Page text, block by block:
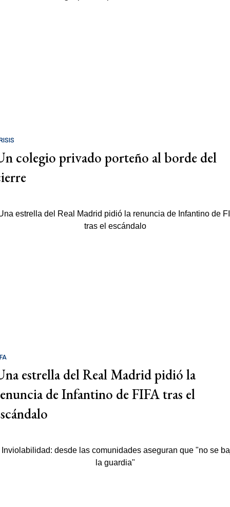
colegio privado porteño al borde del
estrella del Real Madrid pidió la
de Infantino de FIFA tras el